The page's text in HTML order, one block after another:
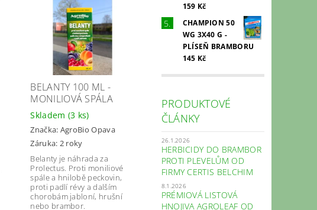
BELANTY 100 ML -
MONILIOVÁ SPÁLA
Skladem (3 ks)
Značka: AgroBio Opava
Záruka: 2 roky
Belanty je náhrada za
Prolectus. Proti moniliové
spále a hnilobě peckovin,
proti padlí révy a dalším
chorobám jabloní, hrušní
nebo brambor.
159 Kč
CHAMPION 50
WG 3X40 G -
PLÍSEŇ BRAMBORU
145 Kč
PRODUKTOVÉ
ČLÁNKY
26.1.2026
HERBICIDY DO BRAMBOR
PROTI PLEVELŮM OD
FIRMY CERTIS BELCHIM
8.1.2026
PRÉMIOVÁ LISTOVÁ
HNOJIVA AGROLEAF OD